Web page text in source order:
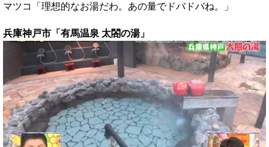
マツコ「理想的なお湯だわ。あの量でドバドバね。」
兵庫神戸市「有馬温泉 太閤の湯」